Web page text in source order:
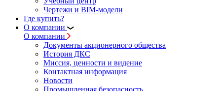
Чертежи и BIM-модели
Где купить?
О компании
О компании
Документы акционерного общества
История ДКС
Миссия, ценности и видение
Контактная информация
Новости
Промышленная безопасность